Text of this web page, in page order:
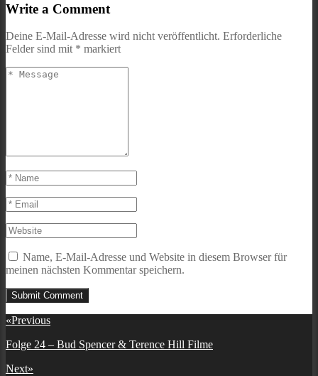
Write a Comment
Deine E-Mail-Adresse wird nicht veröffentlicht. Erforderliche
Felder sind mit * markiert
Name, E-Mail-Adresse und Website in diesem Browser für
meinen nächsten Kommentar speichern.
Beitragsnavigation
«Previous
Previous
Folge 24 – Bud Spencer & Terence Hill Filme
Next»